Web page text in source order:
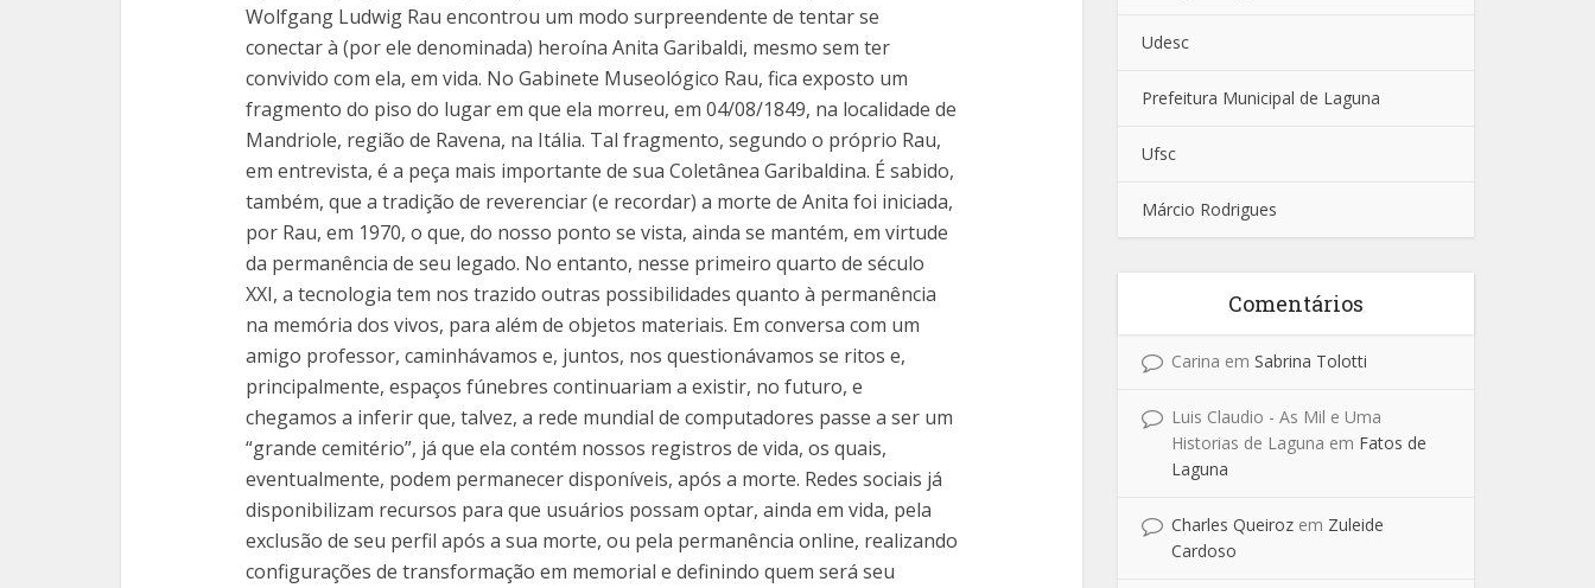
Wolfgang Ludwig Rau encontrou um modo surpreendente de tentar se
conectar à (por ele denominada) heroína Anita Garibaldi, mesmo sem ter
convivido com ela, em vida. No Gabinete Museológico Rau, fica exposto um
fragmento do piso do lugar em que ela morreu, em 04/08/1849, na localidade de
Mandriole, região de Ravena, na Itália. Tal fragmento, segundo o próprio Rau,
em entrevista, é a peça mais importante de sua Coletânea Garibaldina. É sabido,
também, que a tradição de reverenciar (e recordar) a morte de Anita foi iniciada,
por Rau, em 1970, o que, do nosso ponto se vista, ainda se mantém, em virtude
da permanência de seu legado. No entanto, nesse primeiro quarto de século
XXI, a tecnologia tem nos trazido outras possibilidades quanto à permanência
na memória dos vivos, para além de objetos materiais. Em conversa com um
amigo professor, caminhávamos e, juntos, nos questionávamos se ritos e,
principalmente, espaços fúnebres continuariam a existir, no futuro, e
chegamos a inferir que, talvez, a rede mundial de computadores passe a ser um
“grande cemitério”, já que ela contém nossos registros de vida, os quais,
eventualmente, podem permanecer disponíveis, após a morte. Redes sociais já
disponibilizam recursos para que usuários possam optar, ainda em vida, pela
exclusão de seu perfil após a sua morte, ou pela permanência online, realizando
configurações de transformação em memorial e definindo quem será seu
Udesc
Prefeitura Municipal de Laguna
Ufsc
Márcio Rodrigues
Comentários
Carina em Sabrina Tolotti
Luis Claudio - As Mil e Uma
Historias de Laguna em Fatos de
Laguna
Charles Queiroz em Zuleide
Cardoso